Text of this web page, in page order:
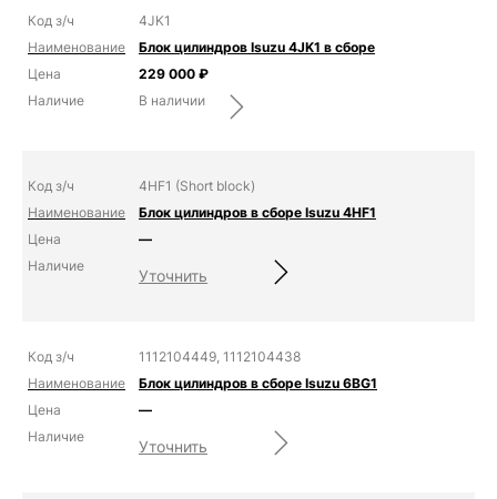
4JK1
Блок цилиндров Isuzu 4JK1 в сборе
229 000 ₽
В наличии
4HF1 (Short block)
Блок цилиндров в сборе Isuzu 4HF1
—
Уточнить
1112104449, 1112104438
Блок цилиндров в сборе Isuzu 6BG1
—
Уточнить